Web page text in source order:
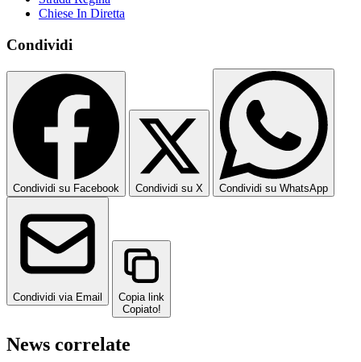
Chiese In Diretta
Condividi
Condividi su Facebook Condividi su X Condividi su WhatsApp
Condividi via Email
Copia link
Copiato!
News correlate